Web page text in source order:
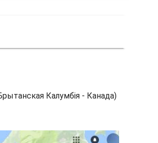
Калумбія - Канада)